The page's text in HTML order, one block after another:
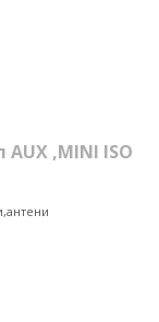
,MINI ISO